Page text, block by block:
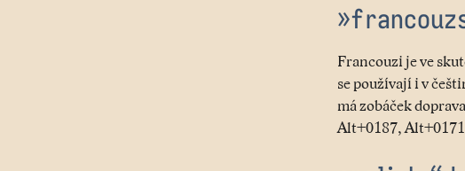
Francouzi je ve
se používají i v
má zobáček
Alt+0187,